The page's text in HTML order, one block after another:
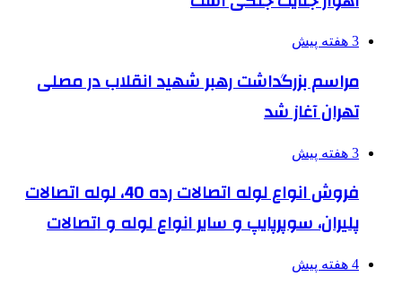
3 هفته پیش
مراسم بزرگداشت رهبر شهید انقلاب در مصلی
تهران آغاز شد
3 هفته پیش
فروش انواع لوله اتصالات رده 40، لوله اتصالات
پلیران، سوپرپایپ و سایر انواع لوله و اتصالات
4 هفته پیش